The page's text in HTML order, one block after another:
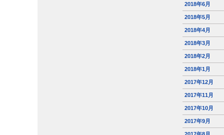
2018年6月
2018年5月
2018年4月
2018年3月
2018年2月
2018年1月
2017年12月
2017年11月
2017年10月
2017年9月